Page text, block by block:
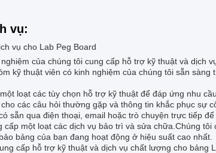
vụ:
vụ cho Lab Peg Board
của chúng tôi cung cấp hỗ trợ kỹ thuật và dịch
kỹ thuật viên có kinh nghiệm của chúng tôi sẵn
loạt các tùy chọn hỗ trợ kỹ thuật để đáp ứng nhu
các câu hỏi thường gặp và thông tin khắc phục sự
sẵn qua điện thoại, email hoặc trò chuyện trực tiếp
cấp một loạt các dịch vụ bảo trì và sửa chữa.Chúng
bảng của bạn đang hoạt động ở hiệu suất cao nhất.
cấp hỗ trợ kỹ thuật và dịch vụ chất lượng cho bảng